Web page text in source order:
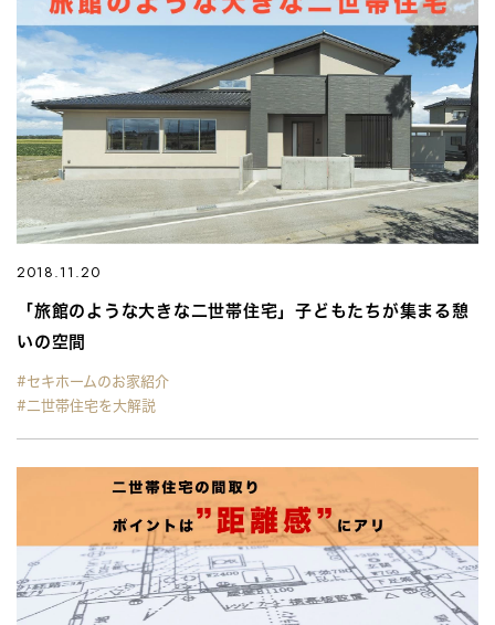
2018.11.20
「旅館のような大きな二世帯住宅」子どもたちが集まる憩
いの空間
#セキホームのお家紹介
#二世帯住宅を大解説